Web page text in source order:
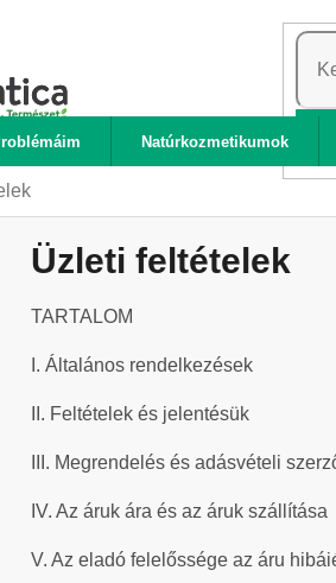
Natúrkozmetikumok
Üzleti feltételek
TARTALOM
I. Általános rendelkezések
II. Feltételek és jelentésük
III. Megrendelés és adásvételi
IV. Az áruk ára és az áruk szállítása
V. Az eladó felelőssége az áru